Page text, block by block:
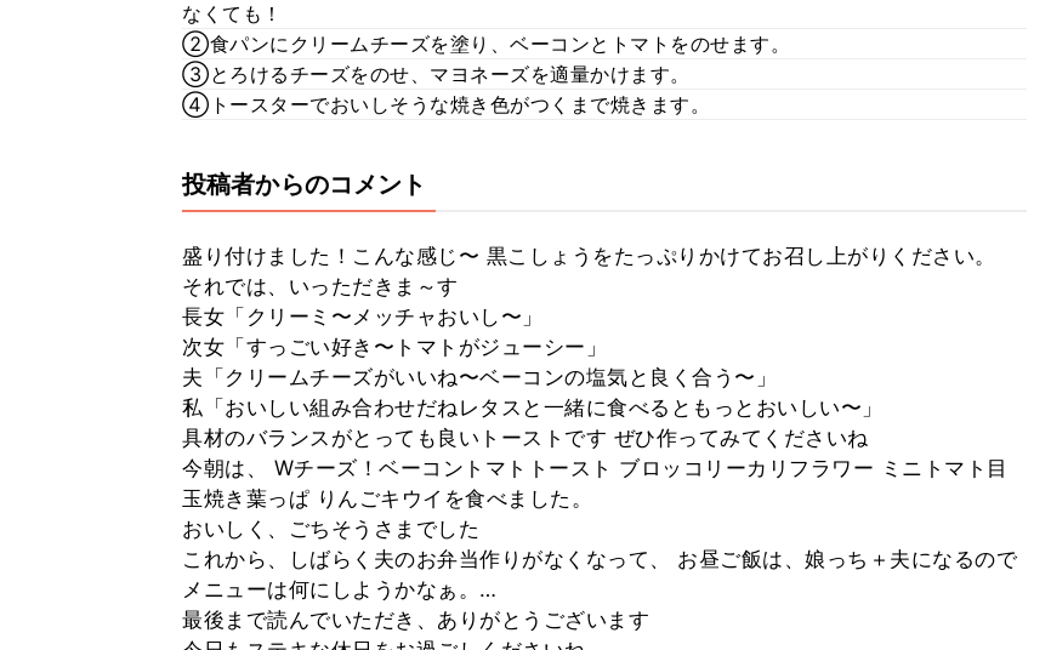
なくても！
②食パンにクリームチーズを塗り、ベーコンとトマトをのせます。
③とろけるチーズをのせ、マヨネーズを適量かけます。
④トースターでおいしそうな焼き色がつくまで焼きます。
投稿者からのコメント
盛り付けました！こんな感じ〜 黒こしょうをたっぷりかけてお召し上がりください。
それでは、いっただきま～す
長女「クリーミ〜メッチャおいし〜」
次女「すっごい好き〜トマトがジューシー」
夫「クリームチーズがいいね〜ベーコンの塩気と良く合う〜」
私「おいしい組み合わせだねレタスと一緒に食べるともっとおいしい〜」
具材のバランスがとっても良いトーストです ぜひ作ってみてくださいね
今朝は、 Wチーズ！ベーコントマトトースト ブロッコリーカリフラワー ミニトマト目
玉焼き葉っぱ りんごキウイを食べました。
おいしく、ごちそうさまでした
これから、しばらく夫のお弁当作りがなくなって、 お昼ご飯は、娘っち＋夫になるので
メニューは何にしようかなぁ。…
最後まで読んでいただき、ありがとうございます